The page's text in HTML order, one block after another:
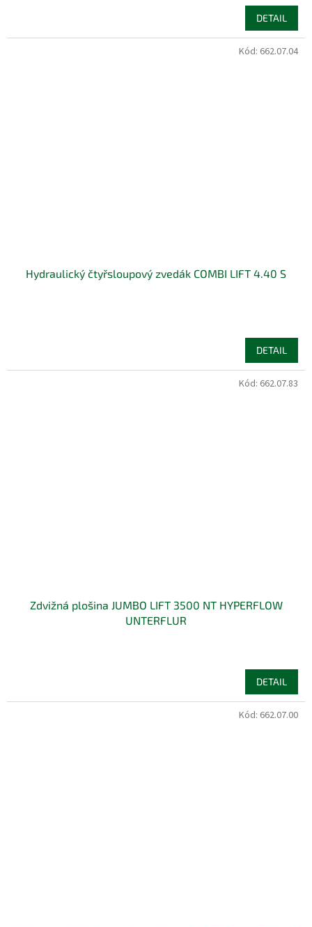
DETAIL
Hydraulický čtyřsloupový zvedák COMBI LIFT 4.40 S
DETAIL
Kód: 662.07.04
Zdvižná plošina JUMBO LIFT 3500 NT HYPERFLOW
UNTERFLUR
DETAIL
Kód: 662.07.83
Kód: 662.07.00